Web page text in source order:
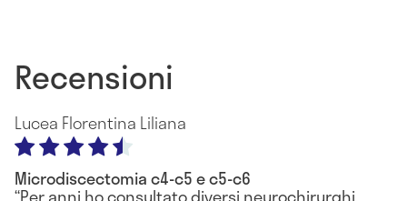
Recensioni
Lucea Florentina Liliana
Microdiscectomia c4-c5 e c5-c6